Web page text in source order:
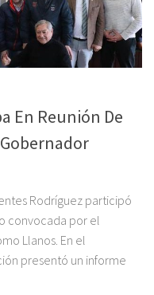
En Reunión De
Rodríguez participó
convocada por el
Llanos. En el
presentó un informe